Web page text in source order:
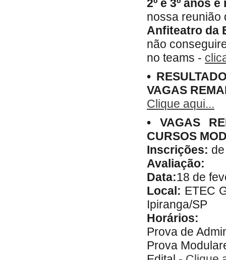
2º e 3º anos
nossa reunião
Anfiteatro da
não
no teams -
•
VAGAS
Clique aqui...
• VAGAS
CURSOS
Inscrições:
Avaliação:
Data:18 de
Local: ETEC
Ipiranga/SP
Horários:
Prova de
Prova